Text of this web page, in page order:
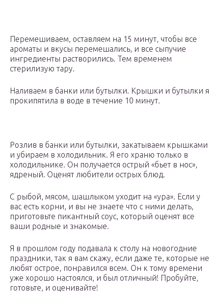
Перемешиваем, оставляем на 15 минут, чтобы все
ароматы и вкусы перемешались, и все сыпучие
ингредиенты растворились. Тем временем
стерилизую тару.
Наливаем в банки или бутылки. Крышки и бутылки я
прокипятила в воде в течение 10 минут.
Розлив в банки или бутылки, закатываем крышками
и убираем в холодильник. Я его храню только в
холодильнике. Он получается острый «бьет в нос»,
ядреный. Оценят любители острых блюд.
С рыбой, мясом, шашлыком уходит на «ура». Если у
вас есть корни, и вы не знаете что с ними делать,
приготовьте пикантный соус, который оценят все
ваши родные и знакомые.
Я в прошлом году подавала к столу на новогодние
праздники, так я вам скажу, если даже те, которые не
любят острое, понравился всем. Он к тому времени
уже хорошо настоялся, и был отличный! Пробуйте,
готовьте, и оценивайте!